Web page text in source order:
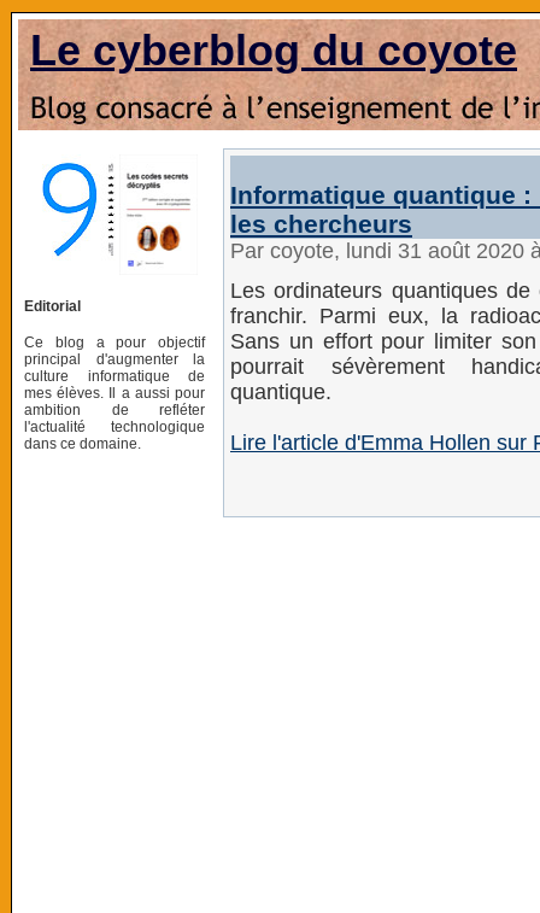
Le cyberblog du coyote
Editorial
Ce blog a pour objectif
principal d'augmenter la
culture informatique de
mes élèves. Il a aussi pour
ambition de refléter
l'actualité technologique
dans ce domaine.
Informatique quantique
les chercheurs
Par coyote, lundi 31 août 2020
Les ordinateurs quantiques
franchir. Parmi eux, la
Sans un effort pour limiter
pourrait sévèrement
quantique.
Lire l'article d'Emma Hollen sur